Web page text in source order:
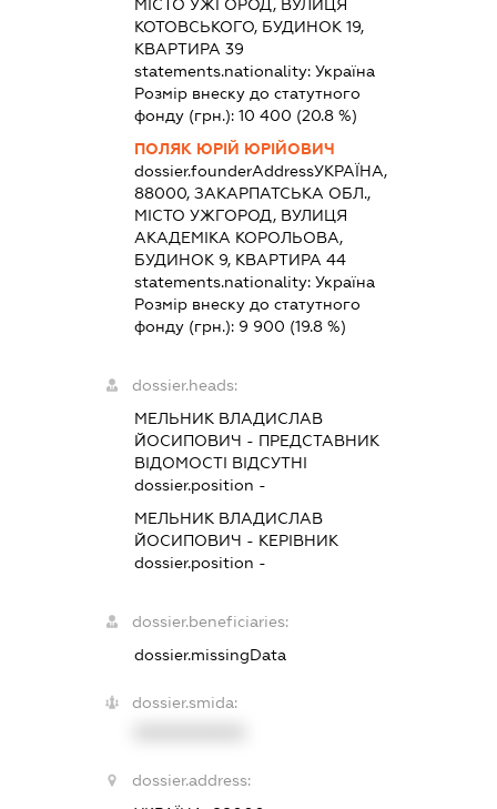
МІСТО УЖГОРОД, ВУЛИЦЯ
КОТОВСЬКОГО, БУДИНОК 19,
КВАРТИРА 39
statements.nationality: Україна
Розмір внеску до статутного
фонду (грн.): 10 400 (20.8 %)
ПОЛЯК ЮРІЙ ЮРІЙОВИЧ
dossier.founderAddressУКРАЇНА,
88000, ЗАКАРПАТСЬКА ОБЛ.,
МІСТО УЖГОРОД, ВУЛИЦЯ
АКАДЕМІКА КОРОЛЬОВА,
БУДИНОК 9, КВАРТИРА 44
statements.nationality: Україна
Розмір внеску до статутного
фонду (грн.): 9 900 (19.8 %)
dossier.heads:
МЕЛЬНИК ВЛАДИСЛАВ
ЙОСИПОВИЧ - ПРЕДСТАВНИК
ВІДОМОСТІ ВІДСУТНІ
dossier.position -
МЕЛЬНИК ВЛАДИСЛАВ
ЙОСИПОВИЧ - КЕРІВНИК
dossier.position -
dossier.beneficiaries:
dossier.missingData
dossier.smida:
dossier.address: